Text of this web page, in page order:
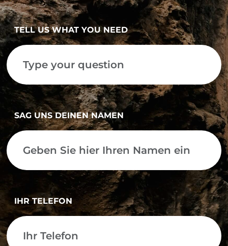
TELL US WHAT YOU NEED
SAG UNS DEINEN NAMEN
IHR TELEFON